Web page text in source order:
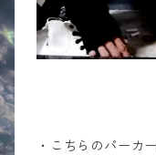
・こちらのパーカ